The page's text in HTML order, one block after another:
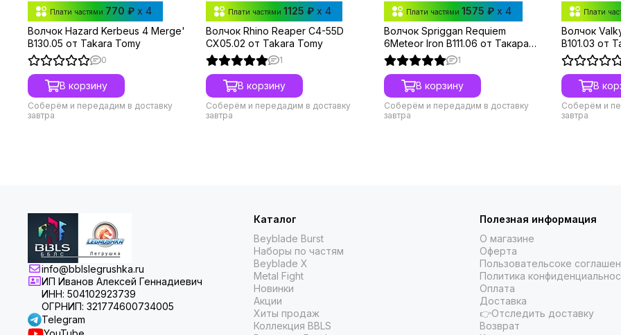
Плати частями 770 ₽ x 4
Волчок Hazard Kerbeus 4 Merge'
B130.05 от Takara Tomy
0
В корзину
Соберём и передадим в доставку
завтра
Плати частями 1125 ₽ x 4
Волчок Rhino Reaper C4-55D
CX05.02 от Takara Tomy
1
В корзину
Соберём и передадим в доставку
завтра
Плати частями 1575 ₽ x 4
Волчок Spriggan Requiem
6Meteor Iron B111.06 от Такара
Томи
1
В корзину
Соберём и передадим в доставку
завтра
Плати
Волчок
B101.03 от
В
Соберём и
завтра
info@bblslegrushka.ru
ИП Иванов Алексей Геннадиевич
ИНН: 504102923739
ОГРНИП: 321774600734005
Telegram
Каталог
Beyblade Burst
Наборы по частям
Beyblade X
Metal Fight
Новинки
Акции
Хиты продаж
Коллекция BBLS
Полезная информация
О магазине
Оферта
Пользовательсоке
Политика
Оплата
Доставка
👉Отследить доставку
Возврат